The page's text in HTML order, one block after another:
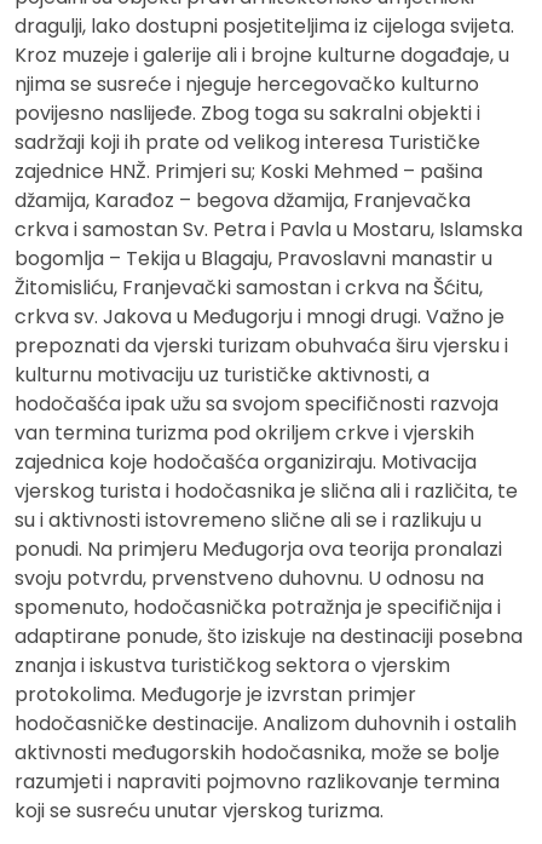
dragulji, lako dostupni posjetiteljima iz cijeloga svijeta.
Kroz muzeje i galerije ali i brojne kulturne događaje, u
njima se susreće i njeguje hercegovačko kulturno
povijesno naslijeđe. Zbog toga su sakralni objekti i
sadržaji koji ih prate od velikog interesa Turističke
zajednice HNŽ. Primjeri su; Koski Mehmed – pašina
džamija, Karađoz – begova džamija, Franjevačka
crkva i samostan Sv. Petra i Pavla u Mostaru, Islamska
bogomlja – Tekija u Blagaju, Pravoslavni manastir u
Žitomisliću, Franjevački samostan i crkva na Šćitu,
crkva sv. Jakova u Međugorju i mnogi drugi. Važno je
prepoznati da vjerski turizam obuhvaća širu vjersku i
kulturnu motivaciju uz turističke aktivnosti, a
hodočašća ipak užu sa svojom specifičnosti razvoja
van termina turizma pod okriljem crkve i vjerskih
zajednica koje hodočašća organiziraju. Motivacija
vjerskog turista i hodočasnika je slična ali i različita, te
su i aktivnosti istovremeno slične ali se i razlikuju u
ponudi. Na primjeru Međugorja ova teorija pronalazi
svoju potvrdu, prvenstveno duhovnu. U odnosu na
spomenuto, hodočasnička potražnja je specifičnija i
adaptirane ponude, što iziskuje na destinaciji posebna
znanja i iskustva turističkog sektora o vjerskim
protokolima. Međugorje je izvrstan primjer
hodočasničke destinacije. Analizom duhovnih i ostalih
aktivnosti međugorskih hodočasnika, može se bolje
razumjeti i napraviti pojmovno razlikovanje termina
koji se susreću unutar vjerskog turizma.